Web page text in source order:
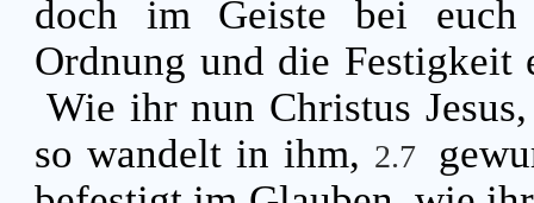
doch im Geiste bei
Ordnung und die Festigkeit
Wie ihr nun Christus
so wandelt in ihm, 2.7